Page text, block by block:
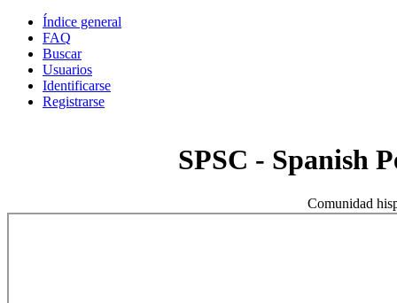
Índice general
FAQ
Buscar
Usuarios
Identificarse
Registrarse
SPSC - Spanish
Comunidad